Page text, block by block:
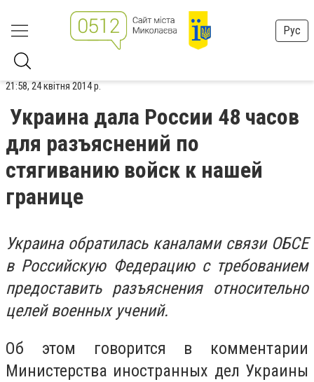
Рус
21:58, 24 квітня 2014 р.
Украина дала России 48 часов
для разъяснений по
стягиванию войск к нашей
границе
Украина обратилась каналами связи ОБСЕ
в Российскую Федерацию с требованием
предоставить разъяснения относительно
целей военных учений.
Об этом говорится в комментарии
Министерства иностранных дел Украины